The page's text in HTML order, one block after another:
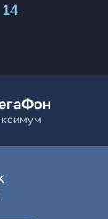
14